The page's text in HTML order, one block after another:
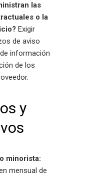
las
o la
Exigir
de aviso
información
de los
y
minorista:
mensual de